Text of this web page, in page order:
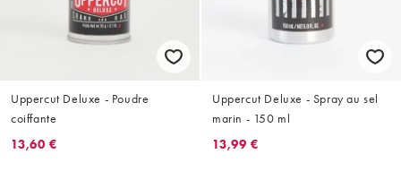
Uppercut Deluxe - Poudre
coiffante
13,60 €
Uppercut Deluxe - Spray au sel
marin - 150 ml
13,99 €